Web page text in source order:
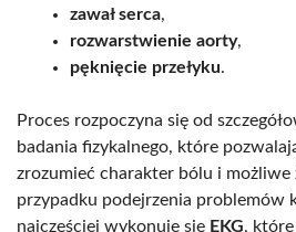
zawał serca,
rozwarstwienie aorty,
pęknięcie przełyku.
Proces rozpoczyna się od
badania fizykalnego, które
zrozumieć charakter bólu i
przypadku podejrzenia problemów
najczęściej wykonuje się EKG,